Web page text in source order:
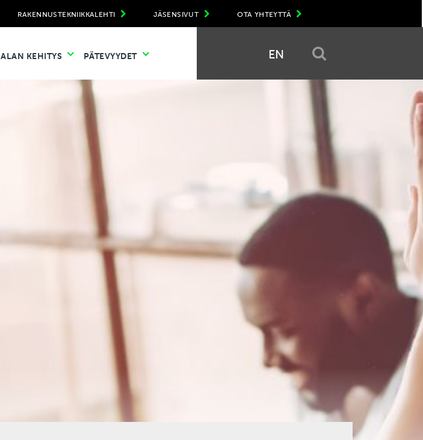
OTA YHTEYTTÄ
JÄSENSIVUT
RAKENNUSTEKNIIKKALEHTI
ALAN KEHITYS PÄTEVYYDET EN